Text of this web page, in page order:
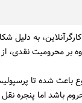
به دلیل
نقدی، از ۲ پنجره نقل و انتقالات هم محروم شده است.
باعث شده تا
باشد اما پنجره